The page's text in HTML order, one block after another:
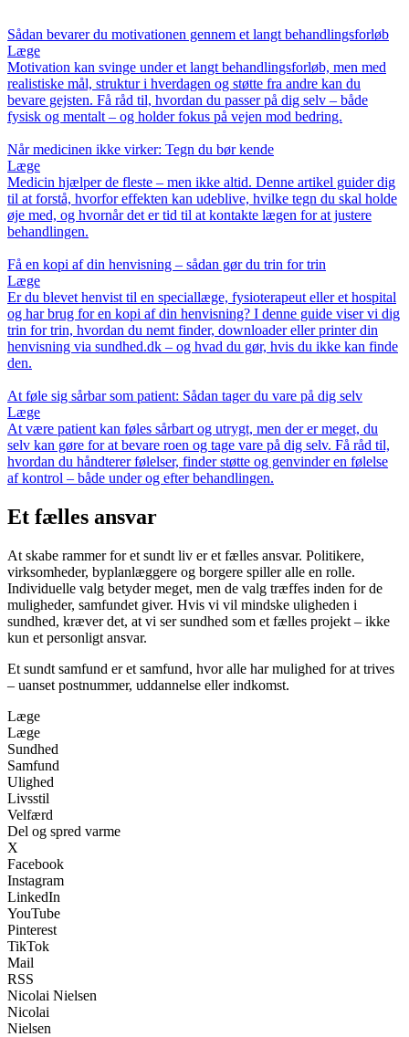
Sådan bevarer du motivationen gennem et langt behandlingsforløb
Læge
Motivation kan svinge under et langt behandlingsforløb, men med
realistiske mål, struktur i hverdagen og støtte fra andre kan du
bevare gejsten. Få råd til, hvordan du passer på dig selv – både
fysisk og mentalt – og holder fokus på vejen mod bedring.
Når medicinen ikke virker: Tegn du bør kende
Læge
Medicin hjælper de fleste – men ikke altid. Denne artikel guider dig
til at forstå, hvorfor effekten kan udeblive, hvilke tegn du skal holde
øje med, og hvornår det er tid til at kontakte lægen for at justere
behandlingen.
Få en kopi af din henvisning – sådan gør du trin for trin
Læge
Er du blevet henvist til en speciallæge, fysioterapeut eller et hospital
og har brug for en kopi af din henvisning? I denne guide viser vi dig
trin for trin, hvordan du nemt finder, downloader eller printer din
henvisning via sundhed.dk – og hvad du gør, hvis du ikke kan finde
den.
At føle sig sårbar som patient: Sådan tager du vare på dig selv
Læge
At være patient kan føles sårbart og utrygt, men der er meget, du
selv kan gøre for at bevare roen og tage vare på dig selv. Få råd til,
hvordan du håndterer følelser, finder støtte og genvinder en følelse
af kontrol – både under og efter behandlingen.
Et fælles ansvar
At skabe rammer for et sundt liv er et fælles ansvar. Politikere,
virksomheder, byplanlæggere og borgere spiller alle en rolle.
Individuelle valg betyder meget, men de valg træffes inden for de
muligheder, samfundet giver. Hvis vi vil mindske uligheden i
sundhed, kræver det, at vi ser sundhed som et fælles projekt – ikke
kun et personligt ansvar.
Et sundt samfund er et samfund, hvor alle har mulighed for at trives
– uanset postnummer, uddannelse eller indkomst.
Læge
Læge
Sundhed
Samfund
Ulighed
Livsstil
Velfærd
Del og spred varme
X
Facebook
Instagram
LinkedIn
YouTube
Pinterest
TikTok
Mail
RSS
Nicolai Nielsen
Nicolai
Nielsen